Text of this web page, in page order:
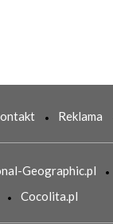
Reklama
Geographic.pl
Cocolita.pl